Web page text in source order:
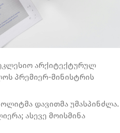
არქიტექტურულ
პრემიერ-მინისტრის
დავითმა უმასპინძლა.
ასევე მოისმინა